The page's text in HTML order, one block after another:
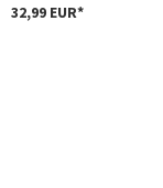
32,99 EUR*